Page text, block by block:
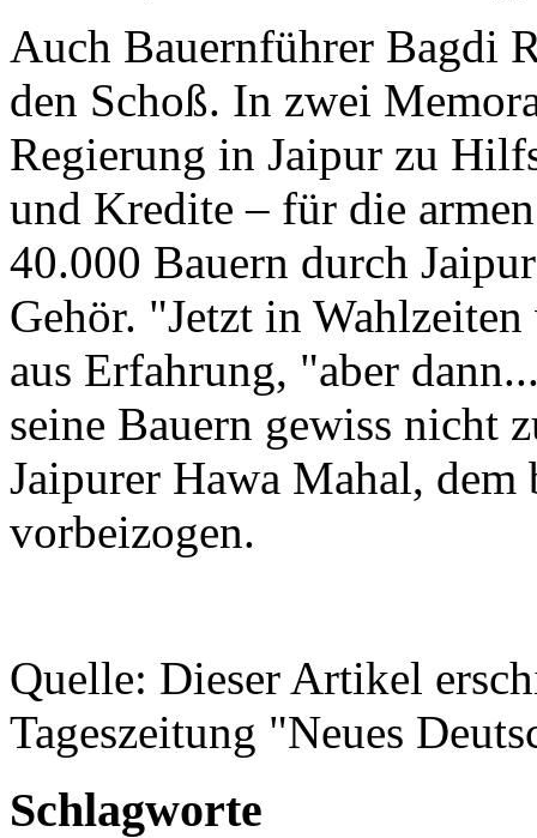
Auch Bauernführer Bagdi
den Schoß. In zwei
Regierung in Jaipur zu
und Kredite – für die
40.000 Bauern durch
Gehör. "Jetzt in
aus Erfahrung, "aber
seine Bauern gewiss nicht
Jaipurer Hawa Mahal, dem
vorbeizogen.
Quelle: Dieser Artikel
Tageszeitung "Neues
Schlagworte